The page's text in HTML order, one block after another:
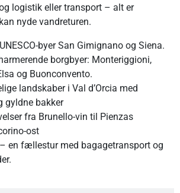
logistik eller transport – alt er
nyde vandreturen.
byer San Gimignano og Siena.
borgbyer: Monteriggioni,
og Buonconvento.
landskaber i Val d’Orcia med
gyldne bakker
fra Brunello-vin til Pienzas
ost
en fællestur med bagagetransport og